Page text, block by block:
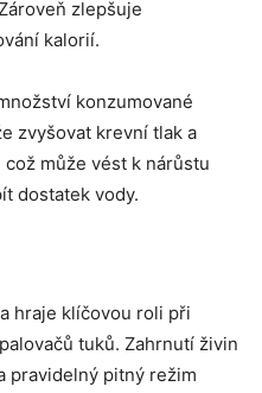
zlepšuje
kalorií.
konzumované
zvyšovat krevní tlak a
může vést k nárůstu
dostatek vody.
hraje klíčovou roli při
tuků. Zahrnutí živin
pravidelný pitný režim